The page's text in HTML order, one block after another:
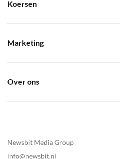
Newsbit Media Group
info@newsbit.nl
Koersen
Marketing
Over ons